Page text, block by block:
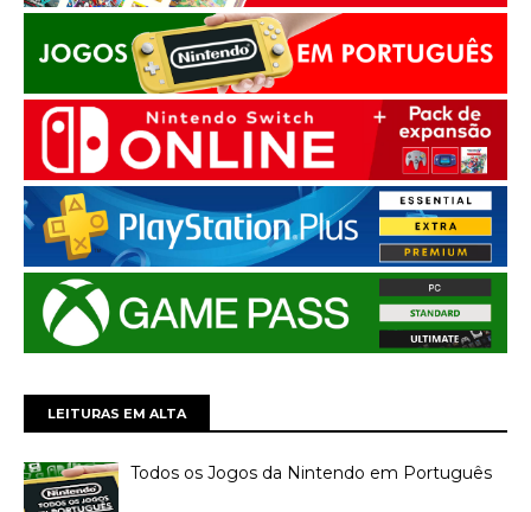
LEITURAS EM ALTA
Todos os Jogos da Nintendo em Português